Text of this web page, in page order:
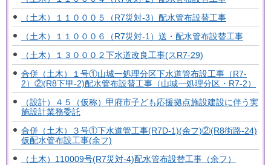
（土木）１１０００５（R7災対-3）配水管布設替工事
（土木）１１０００６（R7災対-1）送・配水管布設替工事
（土木）１３０００２下水道改良工事(スR7-29)
合併（土木）１号①山城一処理分区下水道管布設工事（R7-
2）②(R8下甲-2)配水管布設替工事（山城一処理分区・R7-2）
（設計）４５（仮称）甲府市子ども応援拠点施設建設に伴う実
施設計業務委託
合併（土木）３号①下水道管工事(R7D-1)(余フ)②(R8街路-24)
仮配水管布設工事(余フ)
（土木）110009号(R7災対-4)配水管布設替工事（余フ）